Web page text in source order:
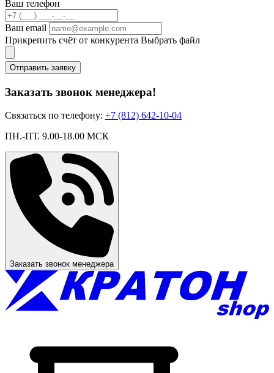
Ваш телефон
Ваш email
Прикрепить счёт от конкурента Выбрать файл
Отправить заявку
Заказать звонок менеджера!
Связаться по телефону: +7 (812) 642-10-04
ПН.-ПТ. 9.00-18.00 МСК
Заказать звонок менеджера